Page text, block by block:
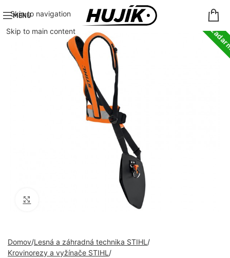
Skip to navigation
Skip to main content
MENU
Domov Lesná a záhradná technika STIHL
Krovinorezy a vyžínače STIHL